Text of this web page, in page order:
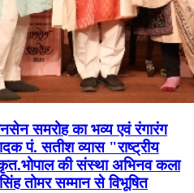
समरोह का भव्य एवं रंगारंग
पं. सतीश व्यास "राष्ट्रीय
की संस्था अभिनव कला
तोमर सम्मान से विभूषित